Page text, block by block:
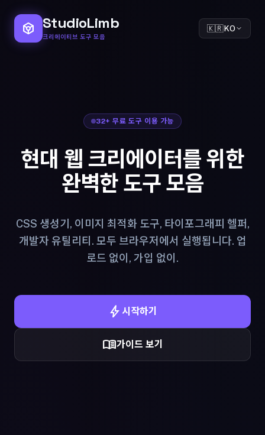
token StudioLimb
크리에이티브 도구 모음
🇰🇷KO
32+ 무료 도구 이용 가능
현대 웹 크리에이터를 위한
완벽한 도구 모음
CSS 생성기, 이미지 최적화 도구, 타이포그래피 헬퍼,
개발자 유틸리티. 모두 브라우저에서 실행됩니다. 업
로드 없이, 가입 없이.
bolt 시작하기
menu_book가이드 보기